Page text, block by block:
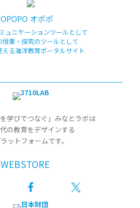
OPOPO オポポ
ュニケーションツールとして
授業・探究のツールとして
える海洋教育ポータルサイト
を学びでつなぐ」みなとラボは
の教育をデザインする
ットフォームです。
WEBSTORE